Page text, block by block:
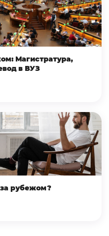
Магистратура,
в ВУЗ
рубежом?